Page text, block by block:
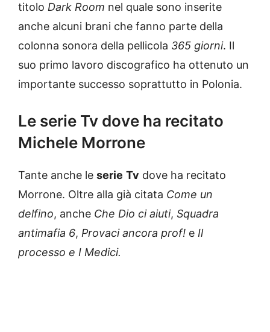
titolo Dark Room nel quale sono inserite
anche alcuni brani che fanno parte della
colonna sonora della pellicola 365 giorni. Il
suo primo lavoro discografico ha ottenuto un
importante successo soprattutto in Polonia.
Le serie Tv dove ha recitato
Michele Morrone
Tante anche le serie Tv dove ha recitato
Morrone. Oltre alla già citata Come un
delfino, anche Che Dio ci aiuti, Squadra
antimafia 6, Provaci ancora prof! e Il
processo e I Medici.